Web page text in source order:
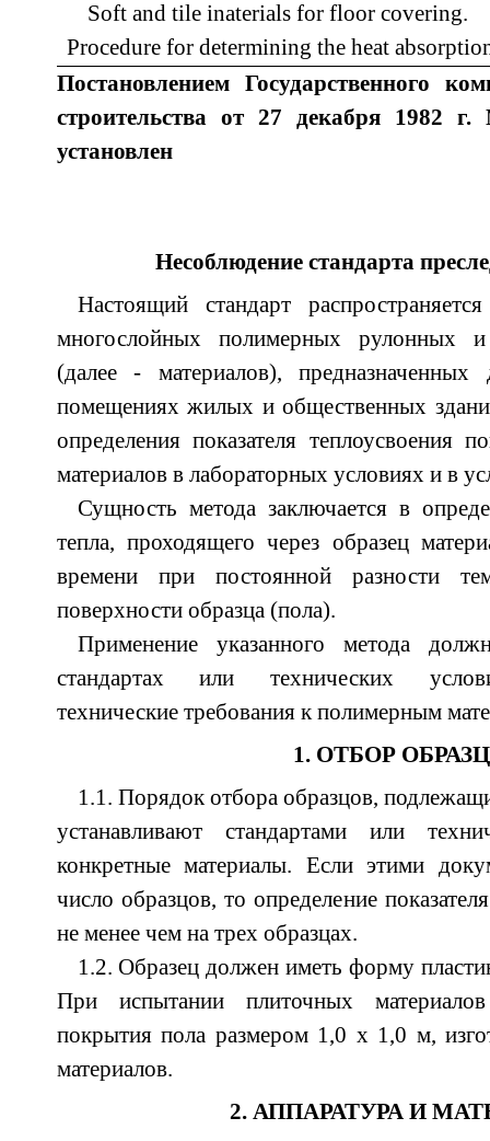
Soft and tile inaterials for floor covering.
Procedure for determining the heat
Постановлением Государственного
строительства от 27 декабря 1982
установлен
Несоблюдение стандарта
Настоящий стандарт
многослойных полимерных рулонных и
(далее - материалов),
помещениях жилых и общественных
определения показателя теплоусвоения
материалов в лабораторных условиях и в
Сущность метода заключается в
тепла, проходящего через образец
времени при постоянной разности
поверхности образца (пола).
Применение указанного метода
стандартах или технических
технические требования к полимерным
1. ОТБОР
1.1. Порядок отбора образцов,
устанавливают стандартами или
конкретные материалы. Если этими
число образцов, то определение
не менее чем на трех образцах.
1.2. Образец должен иметь форму
При испытании плиточных
покрытия пола размером 1,0 х 1,0 м,
материалов.
2. АППАРАТУРА И